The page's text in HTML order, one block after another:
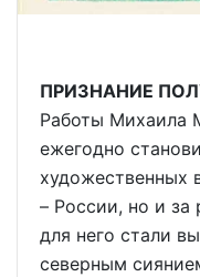
ПРИЗНАНИЕ
Работы Михаила
ежегодно
художественных
– России, но и
для него стали
северным